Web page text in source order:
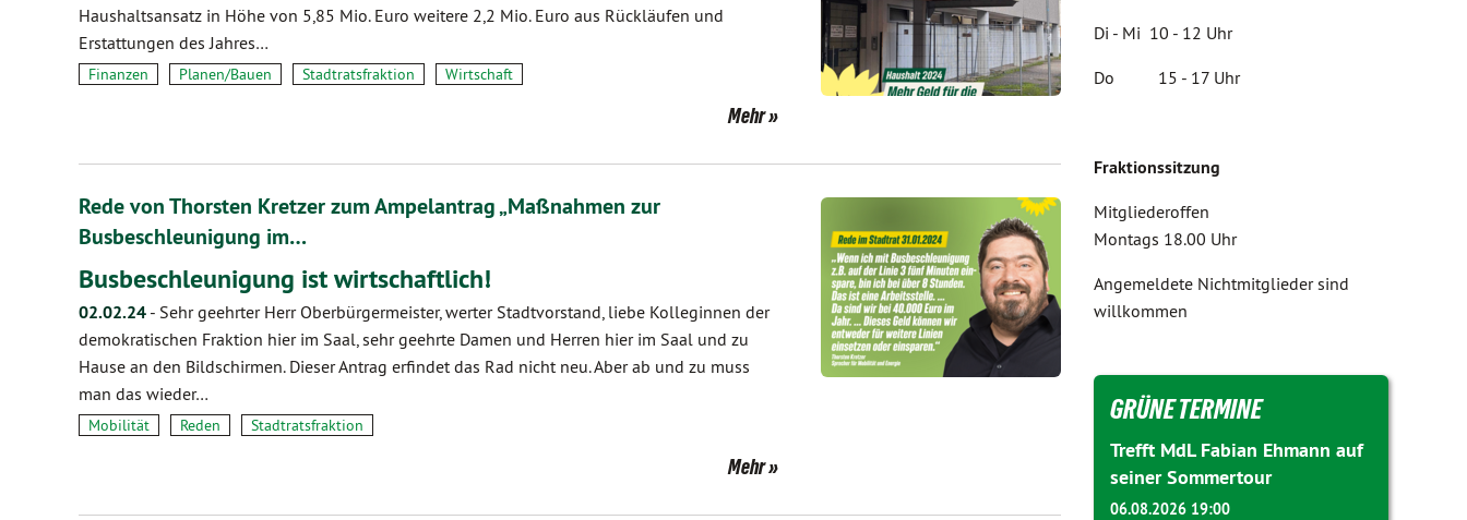
Haushaltsansatz in Höhe von 5,85 Mio. Euro weitere 2,2 Mio. Euro aus Rückläufen und
Erstattungen des Jahres…
Finanzen Planen/Bauen Stadtratsfraktion Wirtschaft
Mehr
Rede von Thorsten Kretzer zum Ampelantrag „Maßnahmen zur
Busbeschleunigung im…
Busbeschleunigung ist wirtschaftlich!
02.02.24 - Sehr geehrter Herr Oberbürgermeister, werter Stadtvorstand, liebe Kolleginnen der
demokratischen Fraktion hier im Saal, sehr geehrte Damen und Herren hier im Saal und zu
Hause an den Bildschirmen. Dieser Antrag erfindet das Rad nicht neu. Aber ab und zu muss
man das wieder…
Mobilität Reden Stadtratsfraktion
Mehr
Di - Mi 10 - 12 Uhr
Do 15 - 17 Uhr
Fraktionssitzung
Mitgliederoffen
Montags 18.00 Uhr
Angemeldete Nichtmitglieder sind
willkommen
GRÜNE TERMINE
Trefft MdL Fabian Ehmann auf
seiner Sommertour
06.08.2026 19:00